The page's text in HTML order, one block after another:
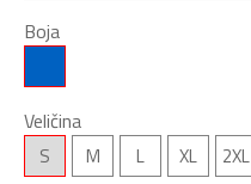
Boja
Veličina
S M L XL 2XL